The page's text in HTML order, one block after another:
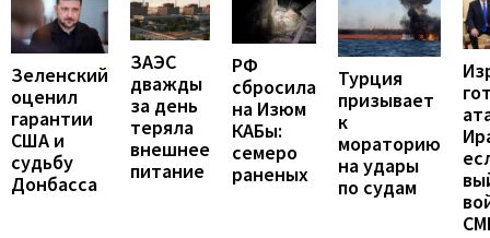
Зеленский
оценил
гарантии
США и
судьбу
Донбасса
ЗАЭС
дважды
за день
теряла
внешнее
питание
РФ
сбросила
на Изюм
КАБы:
семеро
раненых
Турция
призывает
к
мораторию
на удары
по судам